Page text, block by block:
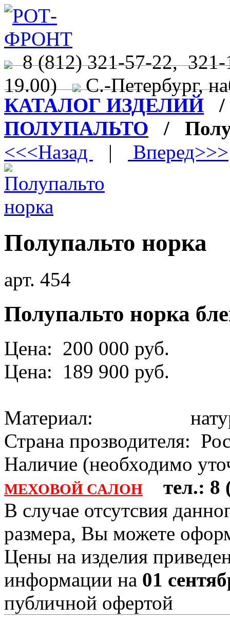
8 (812) 321-57-22,
19.00) С.-Петербург,
КАТАЛОГ ИЗДЕЛИЙ
ПОЛУПАЛЬТО /
<<<Назад
| Вперед>>>
Полупальто норка
арт. 454
Полупальто норка
Цена: 200 000 руб.
Цена: 189 900 руб.
Материал:
Страна прозводителя:
Наличие (необходимо
МЕХОВОЙ САЛОН
тел.: 8
В случае отсутсвия
размера, Вы можете
Цены на изделия
информации на 01
публичной офертой